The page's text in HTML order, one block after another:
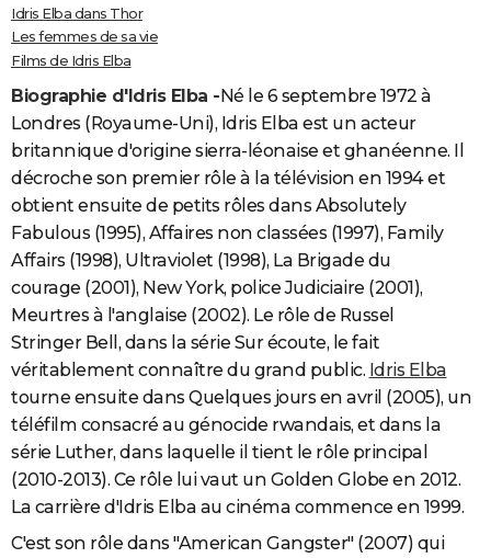
S'inscrire
Se connecter
Lycées
Collèges
Primaires
Universités
Entreprises
Service militaire
Avis de recherche
AVIS DE DÉCÈS
FORUM
Bricolage
Lifestyle
Culture
Sport
Auto
Television
Voyage
Cinema
Idris Elba dans Thor
Les femmes de sa vie
Films de Idris Elba
Biographie d'Idris Elba -Né le 6 septembre 1972 à
Londres (Royaume-Uni), Idris Elba est un acteur
britannique d'origine sierra-léonaise et ghanéenne. Il
décroche son premier rôle à la télévision en 1994 et
obtient ensuite de petits rôles dans Absolutely
Fabulous (1995), Affaires non classées (1997), Family
Affairs (1998), Ultraviolet (1998), La Brigade du
courage (2001), New York, police Judiciaire (2001),
Meurtres à l'anglaise (2002). Le rôle de Russel
Stringer Bell, dans la série Sur écoute, le fait
véritablement connaître du grand public. Idris Elba
tourne ensuite dans Quelques jours en avril (2005), un
téléfilm consacré au génocide rwandais, et dans la
série Luther, dans laquelle il tient le rôle principal
(2010-2013). Ce rôle lui vaut un Golden Globe en 2012.
La carrière d'Idris Elba au cinéma commence en 1999.
C'est son rôle dans "American Gangster" (2007) qui